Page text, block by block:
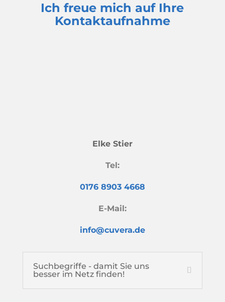
Ich freue mich auf Ihre
Kontaktaufnahme
Elke Stier
Tel:
0176 8903 4668
E-Mail:
info@cuvera.de
Suchbegriffe - damit Sie uns
besser im Netz finden!